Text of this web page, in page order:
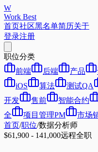
W
Work Best
首页社区黑名单简历关于
登录注册
职位分类
前端
后端 产品
iOS
算法 测试QA
开发
售前 智能合约
全
项目管理PM 市场
首页/职位/数据分析师
$61,900 - 141,000远程全职